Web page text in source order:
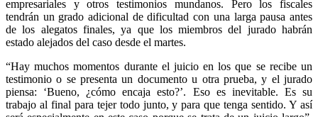
empresariales y otros testimonios mundanos. Pero los fiscales
tendrán un grado adicional de dificultad con una larga pausa antes
de los alegatos finales, ya que los miembros del jurado habrán
estado alejados del caso desde el martes.
“Hay muchos momentos durante el juicio en los que se recibe un
testimonio o se presenta un documento u otra prueba, y el jurado
piensa: ‘Bueno, ¿cómo encaja esto?’. Eso es inevitable. Es su
trabajo al final para tejer todo junto, y para que tenga sentido. Y así